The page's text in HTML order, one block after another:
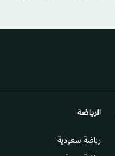
الرياضة
رياضة سعودية